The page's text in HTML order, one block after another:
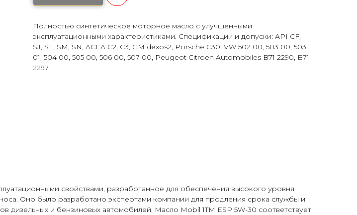
Полностью синтетическое моторное масло с улучшенными
эксплуатационными характеристиками. Спецификации и допуски: API CF,
SJ, SL, SM, SN, ACEA C2, C3, GM dexos2, Porsche C30, VW 502 00, 503 00, 503
01, 504 00, 505 00, 506 00, 507 00, Peugeot Citroen Automobiles B71 2290, B71
2297.
свойствами, разработанное для обеспечения высокого уровня
Оно было разработано экспертами компании для продления срока службы и
дизельных и бензиновых автомобилей. Масло Mobil 1TM ESP 5W-30 соответствует